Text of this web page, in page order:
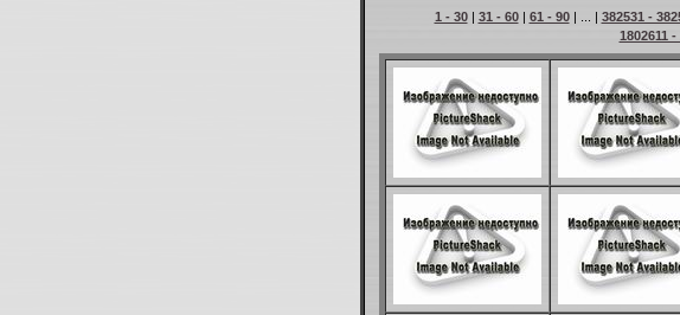
1 - 30| 31 - 60| 61 - 90| ... | 382531 -
1802611 -